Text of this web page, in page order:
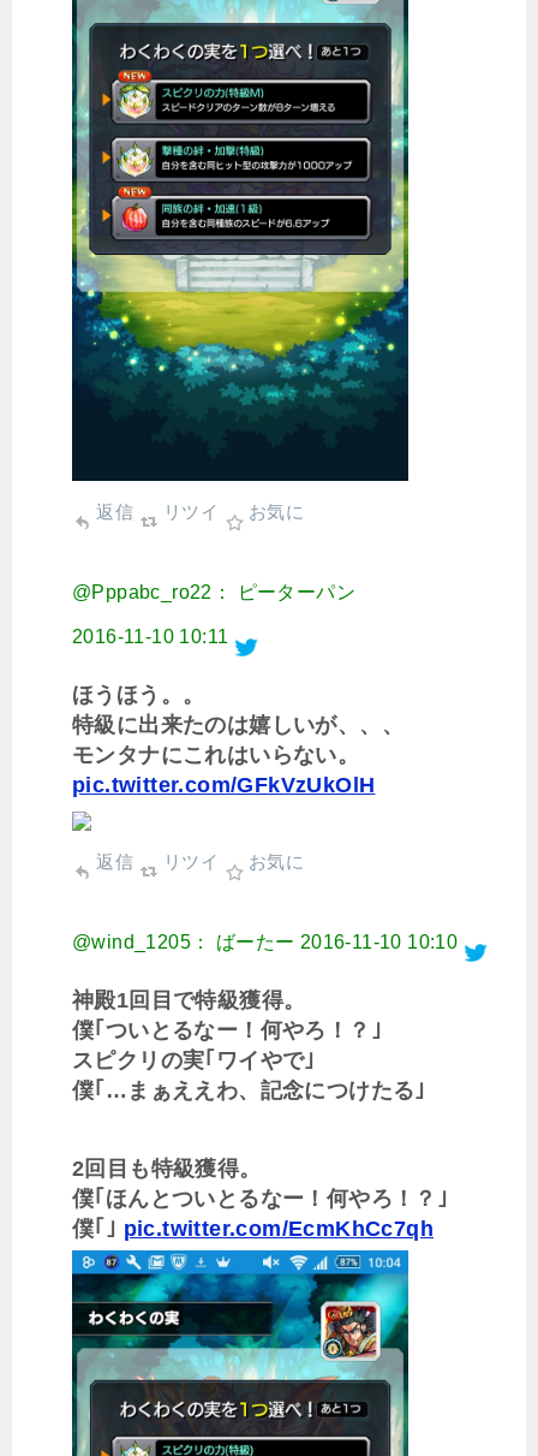
返信 リツイ お気に
@Pppabc_ro22： ピーターパン
2016-11-10 10:11
ほうほう。。
特級に出来たのは嬉しいが、、、
モンタナにこれはいらない。
pic.twitter.com/GFkVzUkOlH
返信 リツイ お気に
@wind_1205： ばーたー 2016-11-10 10:10
神殿1回目で特級獲得。
僕｢ついとるなー！何やろ！？｣
スピクリの実｢ワイやで｣
僕｢…まぁええわ、記念につけたる｣
2回目も特級獲得。
僕｢ほんとついとるなー！何やろ！？｣
僕｢｣ pic.twitter.com/EcmKhCc7qh